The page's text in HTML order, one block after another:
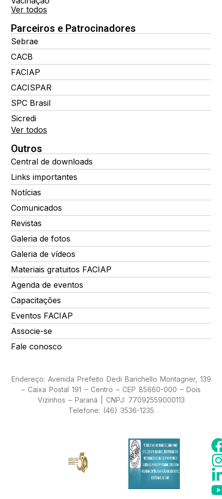
Ver todos
Parceiros e Patrocinadores
Sebrae
CACB
FACIAP
CACISPAR
SPC Brasil
Sicredi
Ver todos
Outros
Central de downloads
Links importantes
Notícias
Comunicados
Revistas
Galeria de fotos
Galeria de vídeos
Materiais gratuitos FACIAP
Agenda de eventos
Capacitações
Eventos FACIAP
Associe-se
Fale conosco
Endereço: Avenida Prefeito Dedi Barichello Montagner, 139
– Caixa Postal 191 – Centro – CEP 85660-000 – Dois
Vizinhos – Paraná | CNPJ: 77092559000113
Telefone: (46) 3536-1235